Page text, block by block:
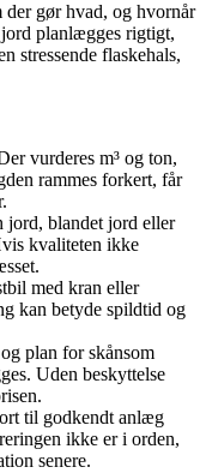
gør hvad, og hvornår
planlægges rigtigt,
stressende flaskehals,
vurderes m³ og ton,
rammes forkert, får
jord, blandet jord eller
kvaliteten ikke
med kran eller
kan betyde spildtid og
plan for skånsom
Uden beskyttelse
til godkendt anlæg
ikke er i orden,
senere.